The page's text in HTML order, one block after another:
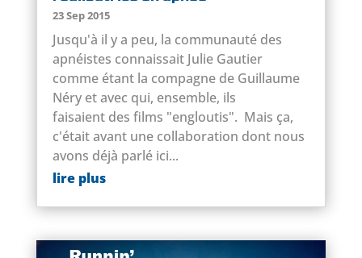
23 Sep 2015
Jusqu'à il y a peu, la communauté des
apnéistes connaissait Julie Gautier
comme étant la compagne de Guillaume
Néry et avec qui, ensemble, ils
faisaient des films "engloutis". Mais ça,
c'était avant une collaboration dont nous
avons déjà parlé ici...
lire plus